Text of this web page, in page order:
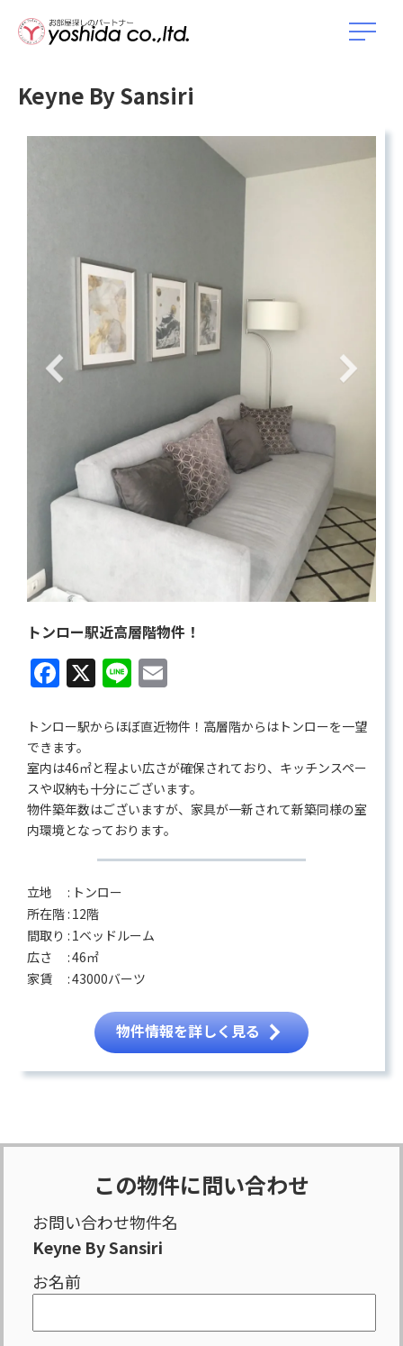
Keyne By Sansiri
トンロー駅近高層階物件！
Facebook
X Line
トンロー駅からほぼ直近物件！高層階からはトンローを一望
できます。
室内は46㎡と程よい広さが確保されており、キッチンスペー
スや収納も十分にございます。
物件築年数はございますが、家具が一新されて新築同様の室
内環境となっております。
立地 : トンロー
所在階 : 12階
間取り : 1ベッドルーム
広さ :46㎡
家賃 :43000バーツ
物件情報を詳しく見る
この物件に問い合わせ
お問い合わせ物件名
Keyne By Sansiri
お名前